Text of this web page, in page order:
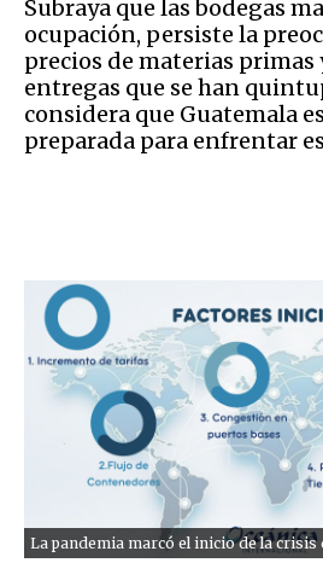
Subraya que las bodegas
ocupación, persiste la
precios de materias primas
entregas que se han
considera que Guatemala
preparada para enfrentar
La pandemia marcó el inicio de la crisis